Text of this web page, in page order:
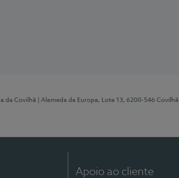
da Covilhã | Alameda da Europa, Lote 13, 6200-546 Covilhã
Apoio ao cliente